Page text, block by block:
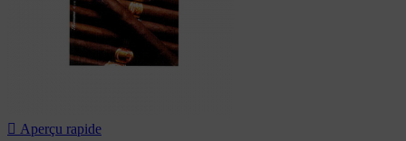
 Aperçu rapide